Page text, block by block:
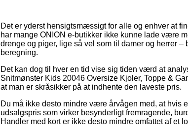
Det er yderst hensigtsmæssigt for alle og enhver at
har mange ONION e-butikker ikke kunne lade være
drenge og piger, lige så vel som til damer og herrer
beregning.
Det kan dog til hver en tid vise sig tiden værd at
Snitmønster Kids 20046 Oversize Kjoler, Toppe &
at man er skråsikker på at indhente den laveste pris.
Du må ikke desto mindre være årvågen med, at hvis
udsalgspris som virker besynderligt fremragende,
Handler med kort er ikke desto mindre omfattet af et